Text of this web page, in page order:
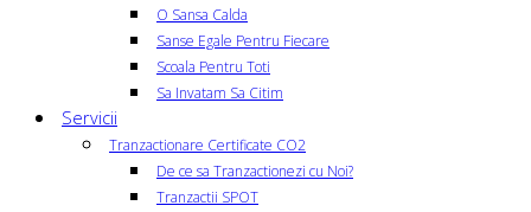
O Sansa Calda
Sanse Egale Pentru Fiecare
Scoala Pentru Toti
Sa Invatam Sa Citim
Servicii
Tranzactionare Certificate CO2
De ce sa Tranzactionezi cu Noi?
Tranzactii SPOT